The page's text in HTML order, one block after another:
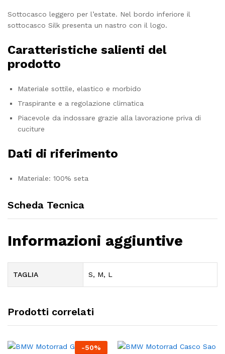
Sottocasco leggero per l’estate. Nel bordo inferiore il
sottocasco Silk presenta un nastro con il logo.
Caratteristiche salienti del
prodotto
Materiale sottile, elastico e morbido
Traspirante e a regolazione climatica
Piacevole da indossare grazie alla lavorazione priva di
cuciture
Dati di riferimento
Materiale: 100% seta
Scheda Tecnica
Informazioni aggiuntive
TAGLIA S, M, L
Prodotti correlati
-50%